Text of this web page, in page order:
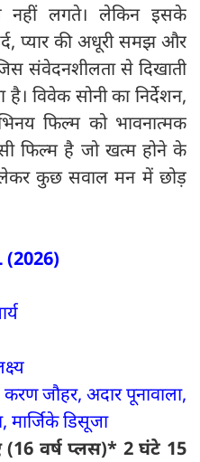
नहीं लगते। लेकिन इसके
प्यार की अधूरी समझ और
संवेदनशीलता से दिखाती
विवेक सोनी का निर्देशन,
फिल्म को भावनात्मक
फिल्म है जो खत्म होने के
लेकर कुछ सवाल मन में छोड़
(2026)
जौहर, अदार पूनावाला,
मार्जिके डिसूजा
वर्ष प्लस)* 2 घंटे 15